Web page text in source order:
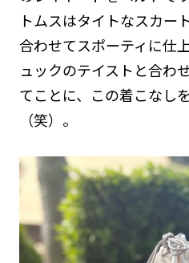
トムスはタイトなスカー
合わせてスポーティに仕
ュックのテイストと合わ
てことに、この着こなし
（笑）。